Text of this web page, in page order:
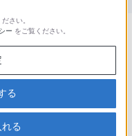
する重要なお知らせ
動画でサポートご利用にあたってのお願い
ャ
。
さい。
ー をご覧ください。
る
る